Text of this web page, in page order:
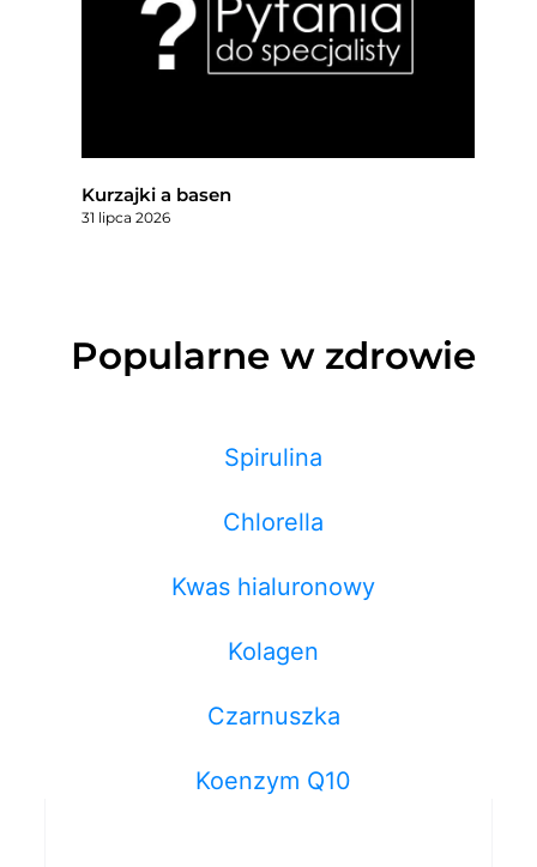
Kurzajki a basen
31 lipca 2026
Popularne w zdrowie
Spirulina
Chlorella
Kwas hialuronowy
Kolagen
Czarnuszka
Koenzym Q10